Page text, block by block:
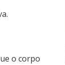
o corpo